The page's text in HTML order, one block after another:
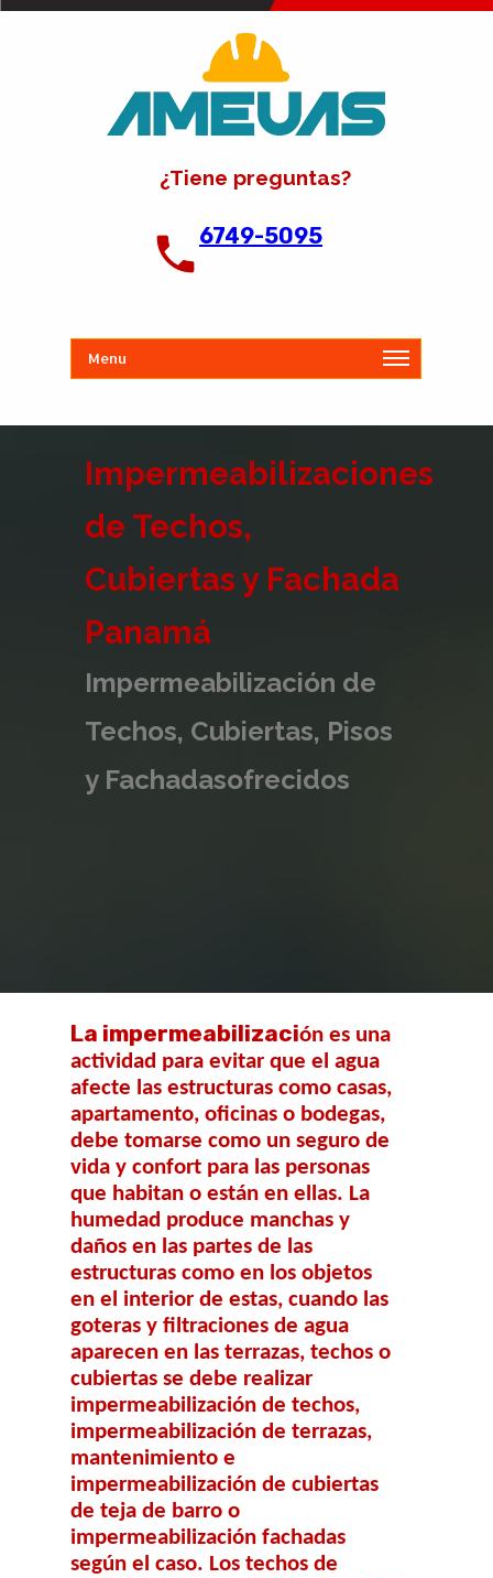
La impermeabilización es una
actividad para evitar que el agua
afecte las estructuras como casas,
apartamento, oficinas o bodegas,
debe tomarse como un seguro de
vida y confort para las personas
que habitan o están en ellas. La
humedad produce manchas y
daños en las partes de las
estructuras como en los objetos
en el interior de estas, cuando las
goteras y filtraciones de agua
aparecen en las terrazas, techos o
cubiertas se debe realizar
impermeabilización de techos,
impermeabilización de terrazas,
mantenimiento e
impermeabilización de cubiertas
de teja de barro o
impermeabilización fachadas
según el caso. Los techos de
Impermeabilizaciones
de Techos,
Cubiertas y Fachada
Panamá
Impermeabilización de
Techos, Cubiertas, Pisos
y Fachadasofrecidos
¿Tiene preguntas?
Menu
6749-5095